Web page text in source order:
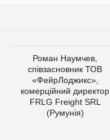
Роман Наумчев,
співзасновник ТОВ
«ФейрЛоджикс»,
комерційний директор
FRLG Freight SRL
(Румунія)